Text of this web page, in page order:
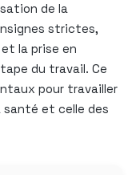
de la
strictes,
la prise en
du travail. Ce
pour travailler
et celle des